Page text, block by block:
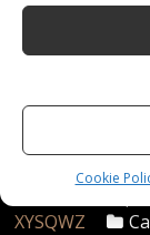
Cookie
24
Accessori,adatti
Bilanciati,
XYSQWZ